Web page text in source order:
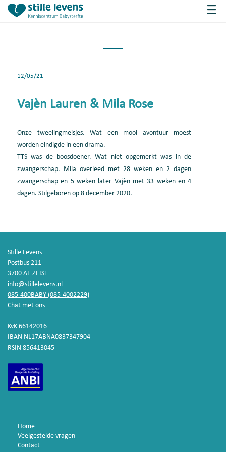
12/05/21
Vajèn Lauren & Mila Rose
Onze tweelingmeisjes. Wat een mooi avontuur moest
worden eindigde in een drama.
TTS was de boosdoener. Wat niet opgemerkt was in de
zwangerschap. Mila overleed met 28 weken en 2 dagen
zwangerschap en 5 weken later Vajèn met 33 weken en 4
dagen. Stilgeboren op 8 december 2020.
Stille Levens
Postbus 211
3700 AE ZEIST
info@stillelevens.nl
085-400BABY (085-4002229)
Chat met ons
KvK 66142016
IBAN NL17ABNA0837347904
RSIN 856413045
Home
Veelgestelde vragen
Contact